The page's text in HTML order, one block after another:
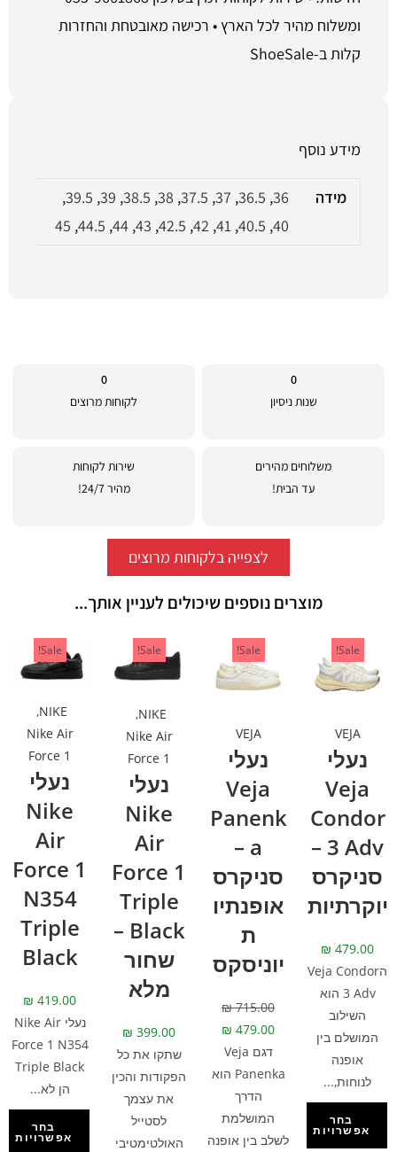
ומשלוח מהיר לכל הארץ • רכישה מאובטחת והחזרות
קלות ב-ShoeSale
מידע נוסף
מידה 36
,
36.5
,
37
,
37.5
,
38
,
38.5
,
39
,
39.5
,
40
,
40.5
,
41
,
42
,
42.5
,
43
,
44
,
44.5
,
45
0
שנות ניסיון
0
לקוחות מרוצים
משלוחים מהירים
עד הבית!
שירות לקוחות
מהיר 24/7!
לצפייה בלקוחות מרוצים
מוצרים נוספים שיכולים לעניין אותך...
Sale!
VEJA
נעלי
Veja
Condor
3 Adv –
סניקרס
יוקרתיות
₪ 479.00
הVeja Condor
3 Adv הוא
השילוב
המושלם בין
אופנה
לנוחות,...
בחר
אפשרויות
Sale!
VEJA
נעלי
Veja
Panenk
a –
סניקרס
אופנתיו
ת
יוניסקס
₪715.00
₪ 479.00
דגם Veja
Panenka הוא
הדרך
המושלמת
לשלב בין אופנה
Sale!
NIKE
,
Nike Air
Force 1
נעלי
Nike
Air
Force 1
Triple
Black –
שחור
מלא
₪ 399.00
שתקו את כל
הפקודות והכין
את עצמך
לסטייל
האולטימטיבי
Sale!
NIKE
,
Nike Air
Force 1
נעלי
Nike
Air
Force 1
N354
Triple
Black
₪ 419.00
נעלי Nike Air
Force 1 N354
Triple Black
הן לא...
בחר
אפשרויות